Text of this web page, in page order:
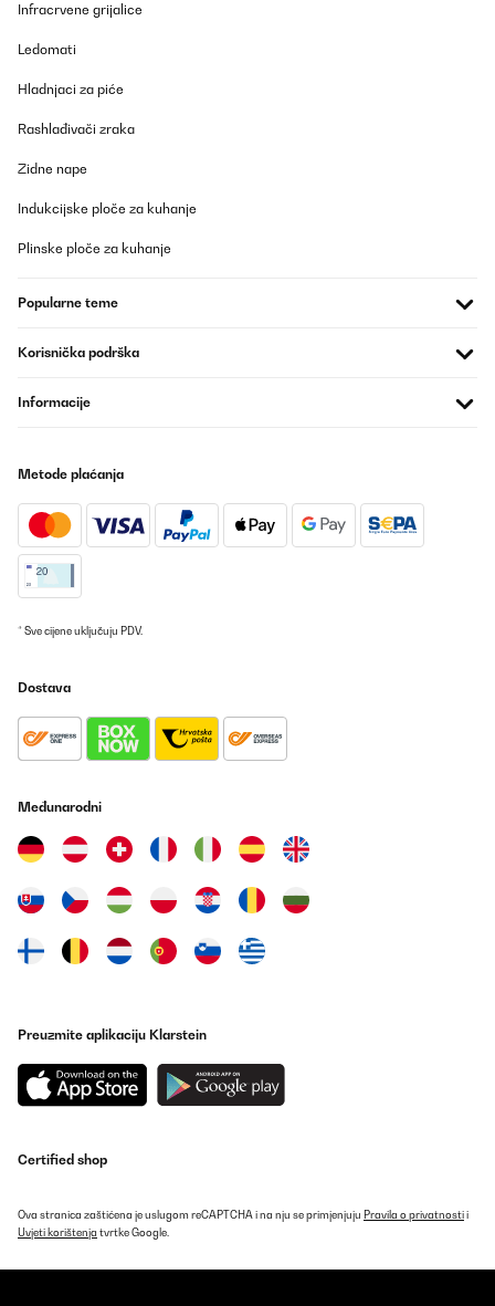
Infracrvene grijalice
Ledomati
Hladnjaci za piće
Rashlađivači zraka
Zidne nape
Indukcijske ploče za kuhanje
Plinske ploče za kuhanje
Popularne teme
Korisnička podrška
Informacije
Metode plaćanja
* Sve cijene uključuju PDV.
Dostava
Međunarodni
Preuzmite aplikaciju Klarstein
Certified shop
Ova stranica zaštićena je uslugom reCAPTCHA i na nju se primjenjuju Pravila o privatnostii
Uvjeti korištenja tvrtke Google.